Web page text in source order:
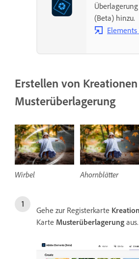
(Beta) hinzu.
Erstellen von
Musterüberlagerung
Wirbel Ahornblätter
Gehe zur Registerkarte
Karte Musterüberlagerung aus.